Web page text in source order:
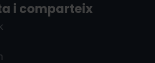
i comparteix